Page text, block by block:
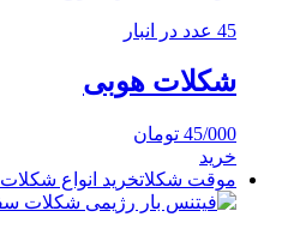
45 عدد در انبار
شکلات هوبی
45/000 تومان
خرید
موقت شکلاتخرید انواع شکلات